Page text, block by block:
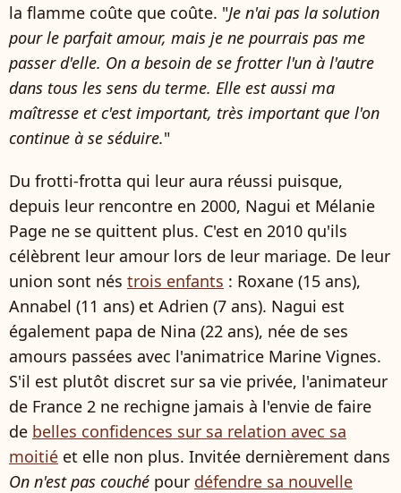
la flamme coûte que coûte. "Je n'ai pas la solution
pour le parfait amour, mais je ne pourrais pas me
passer d'elle. On a besoin de se frotter l'un à l'autre
dans tous les sens du terme. Elle est aussi ma
maîtresse et c'est important, très important que l'on
continue à se séduire."
Du frotti-frotta qui leur aura réussi puisque,
depuis leur rencontre en 2000, Nagui et Mélanie
Page ne se quittent plus. C'est en 2010 qu'ils
célèbrent leur amour lors de leur mariage. De leur
union sont nés trois enfants : Roxane (15 ans),
Annabel (11 ans) et Adrien (7 ans). Nagui est
également papa de Nina (22 ans), née de ses
amours passées avec l'animatrice Marine Vignes.
S'il est plutôt discret sur sa vie privée, l'animateur
de France 2 ne rechigne jamais à l'envie de faire
de belles confidences sur sa relation avec sa
moitié et elle non plus. Invitée dernièrement dans
On n'est pas couché pour défendre sa nouvelle